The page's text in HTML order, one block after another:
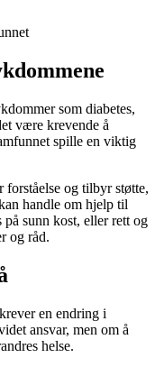
som diabetes,
være krevende å
spille en viktig
og tilbyr støtte,
handle om hjelp til
sunn kost, eller rett og
og råd.
en endring i
ansvar, men om å
helse.